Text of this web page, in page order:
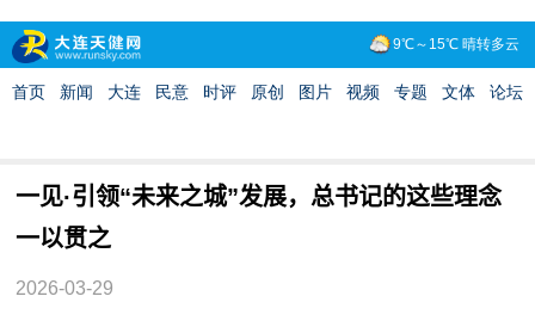
一见·引领“未来之城”发展，总书记的这些理念
一以贯之
2026-03-29